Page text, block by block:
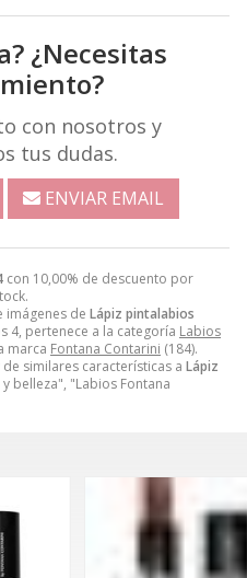
con 10,00% de descuento por
imágenes de Lápiz pintalabios
4, pertenece a la categoría Labios
marca Fontana Contarini (184).
similares características a Lápiz
belleza", "Labios Fontana
¿Necesitas
con nosotros y
tus dudas.
ENVIAR EMAIL